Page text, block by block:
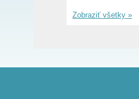
Zobraziť všetky »